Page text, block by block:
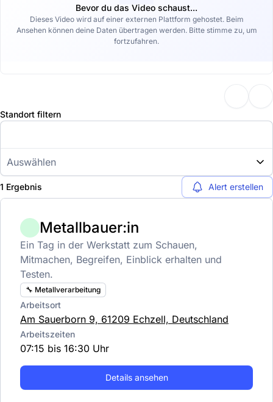
Bevor du das Video schaust...
Dieses Video wird auf einer externen Plattform gehostet. Beim
Ansehen können deine Daten übertragen werden. Bitte stimme zu, um
fortzufahren.
Standort filtern
Auswählen
1 Ergebnis Alert erstellen
Metallbauer:in
Ein Tag in der Werkstatt zum Schauen,
Mitmachen, Begreifen, Einblick erhalten und
Testen.
🔧 Metallverarbeitung
Arbeitsort
Am Sauerborn 9, 61209 Echzell, Deutschland
Arbeitszeiten
07:15 bis 16:30 Uhr
Details ansehen